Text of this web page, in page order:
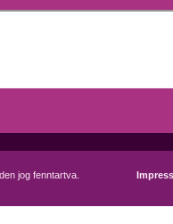
jog fenntartva.